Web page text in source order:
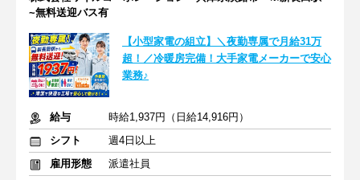
~無料送迎バス有
【小型家電の組立】＼夜勤専属で月給31万
超！／冷暖房完備！大手家電メーカーで安心
業務♪
給与
時給1,937円（日給14,916円）
シフト
週4日以上
雇用形態
派遣社員